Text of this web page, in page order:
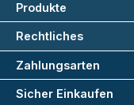
Produkte
Rechtliches
Zahlungsarten
Sicher Einkaufen